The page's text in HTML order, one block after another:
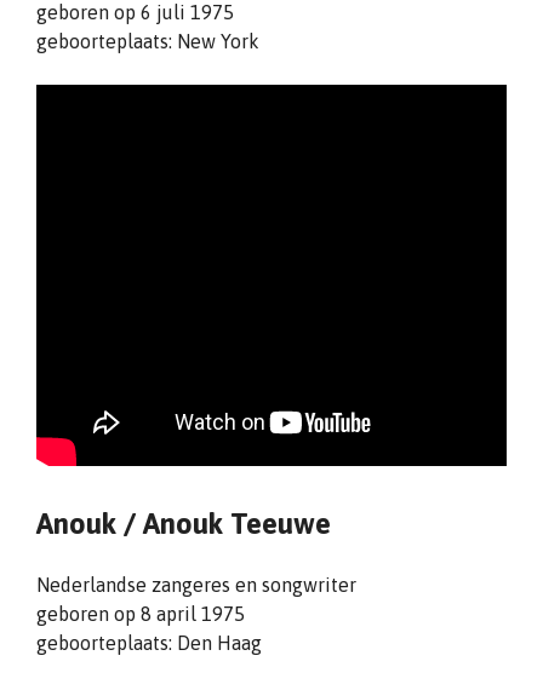
geboren op 6 juli 1975
geboorteplaats: New York
Anouk / Anouk Teeuwe
Nederlandse zangeres en songwriter
geboren op 8 april 1975
geboorteplaats: Den Haag